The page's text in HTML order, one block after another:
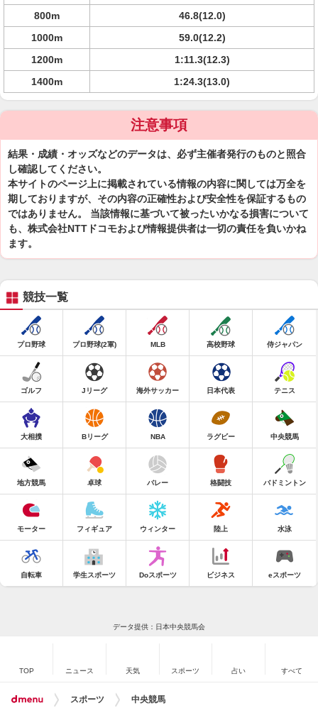
800m
46.8(12.0)
1000m
59.0(12.2)
1200m
1:11.3(12.3)
1400m
1:24.3(13.0)
注意事項
結果・成績・オッズなどのデータは、必ず主催者発行のものと照合
し確認してください。
本サイトのページ上に掲載されている情報の内容に関しては万全を
期しておりますが、その内容の正確性および安全性を保証するもの
ではありません。 当該情報に基づいて被ったいかなる損害について
も、株式会社NTTドコモおよび情報提供者は一切の責任を負いかね
ます。
競技一覧
プロ野球 プロ野球(2軍) MLB 高校野球 侍ジャパン
ゴルフ Jリーグ 海外サッカー 日本代表 テニス
大相撲 Bリーグ NBA ラグビー 中央競馬
地方競馬 卓球 バレー 格闘技 バドミントン
モーター フィギュア ウィンター 陸上 水泳
自転車 学生スポーツ Doスポーツ ビジネス eスポーツ
データ提供：日本中央競馬会
TOP ニュース 天気 スポーツ 占い すべて
スポーツ 中央競馬